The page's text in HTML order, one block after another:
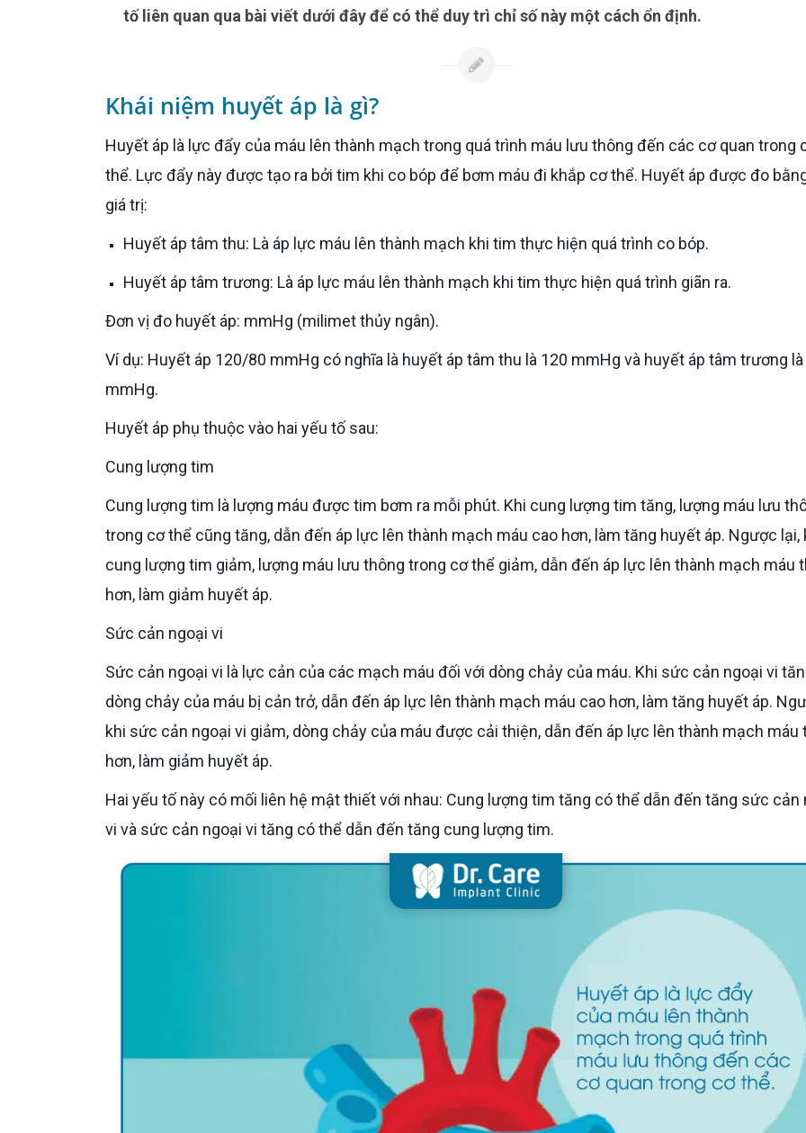
tố liên quan qua bài viết dưới đây để có thể duy trì chỉ số này một cách ổn định.
Khái niệm huyết áp là gì?
Huyết áp là lực đẩy của máu lên thành mạch trong quá trình máu lưu thông đến các cơ quan trong cơ
thể. Lực đẩy này được tạo ra bởi tim khi co bóp để bơm máu đi khắp cơ thể. Huyết áp được đo
giá trị:
Huyết áp tâm thu: Là áp lực máu lên thành mạch khi tim thực hiện quá trình co bóp.
Huyết áp tâm trương: Là áp lực máu lên thành mạch khi tim thực hiện quá trình giãn ra.
Đơn vị đo huyết áp: mmHg (milimet thủy ngân).
Ví dụ: Huyết áp 120/80 mmHg có nghĩa là huyết áp tâm thu là 120 mmHg và huyết áp tâm trương là 80
mmHg.
Huyết áp phụ thuộc vào hai yếu tố sau:
Cung lượng tim
Cung lượng tim là lượng máu được tim bơm ra mỗi phút. Khi cung lượng tim tăng, lượng máu lưu thông
trong cơ thể cũng tăng, dẫn đến áp lực lên thành mạch máu cao hơn, làm tăng huyết áp. Ngược lại,
cung lượng tim giảm, lượng máu lưu thông trong cơ thể giảm, dẫn đến áp lực lên thành mạch máu
hơn, làm giảm huyết áp.
Sức cản ngoại vi
Sức cản ngoại vi là lực cản của các mạch máu đối với dòng chảy của máu. Khi sức cản ngoại vi tăng,
dòng chảy của máu bị cản trở, dẫn đến áp lực lên thành mạch máu cao hơn, làm tăng huyết áp.
khi sức cản ngoại vi giảm, dòng chảy của máu được cải thiện, dẫn đến áp lực lên thành mạch máu
hơn, làm giảm huyết áp.
Hai yếu tố này có mối liên hệ mật thiết với nhau: Cung lượng tim tăng có thể dẫn đến tăng sức cản ngoại
vi và sức cản ngoại vi tăng có thể dẫn đến tăng cung lượng tim.